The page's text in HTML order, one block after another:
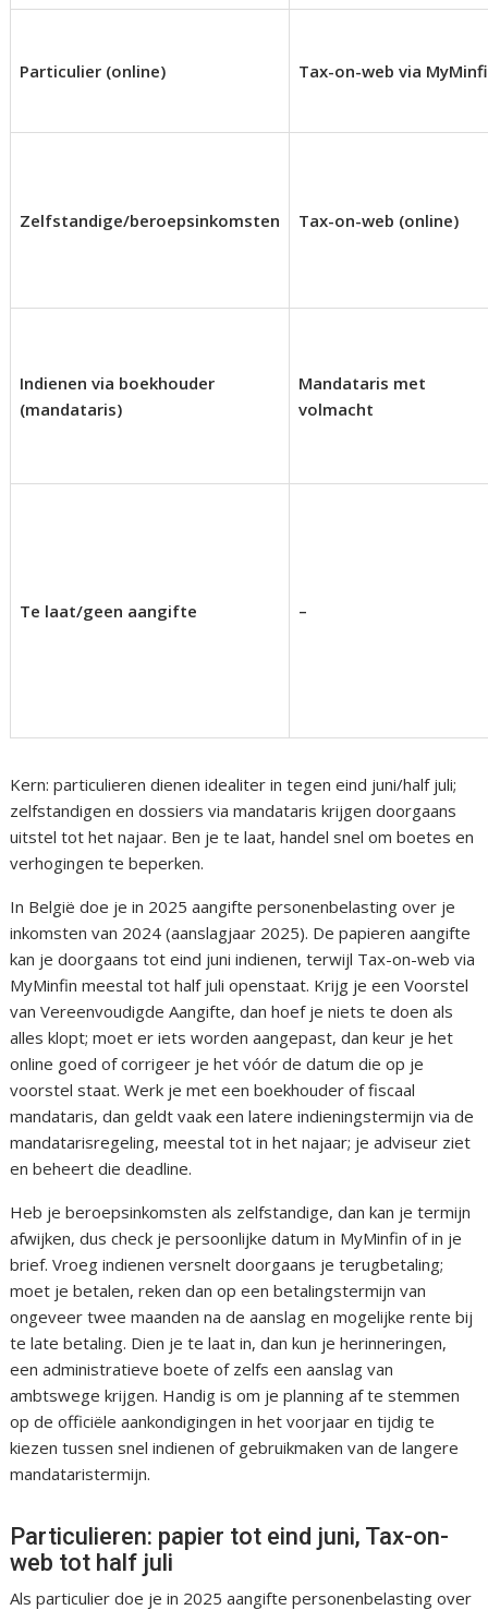
Particulier (online) Tax-on-web via
Zelfstandige/beroepsinkomsten Tax-on-web (online)
Indienen via boekhouder
(mandataris)
Mandataris met
volmacht
Te laat/geen aangifte –
Kern: particulieren dienen idealiter in tegen eind juni/half juli;
zelfstandigen en dossiers via mandataris krijgen doorgaans
uitstel tot het najaar. Ben je te laat, handel snel om boetes en
verhogingen te beperken.
In België doe je in 2025 aangifte personenbelasting over je
inkomsten van 2024 (aanslagjaar 2025). De papieren aangifte
kan je doorgaans tot eind juni indienen, terwijl Tax-on-web via
MyMinfin meestal tot half juli openstaat. Krijg je een Voorstel
van Vereenvoudigde Aangifte, dan hoef je niets te doen als
alles klopt; moet er iets worden aangepast, dan keur je het
online goed of corrigeer je het vóór de datum die op je
voorstel staat. Werk je met een boekhouder of fiscaal
mandataris, dan geldt vaak een latere indieningstermijn via de
mandatarisregeling, meestal tot in het najaar; je adviseur ziet
en beheert die deadline.
Heb je beroepsinkomsten als zelfstandige, dan kan je termijn
afwijken, dus check je persoonlijke datum in MyMinfin of in je
brief. Vroeg indienen versnelt doorgaans je terugbetaling;
moet je betalen, reken dan op een betalingstermijn van
ongeveer twee maanden na de aanslag en mogelijke rente bij
te late betaling. Dien je te laat in, dan kun je herinneringen,
een administratieve boete of zelfs een aanslag van
ambtswege krijgen. Handig is om je planning af te stemmen
op de officiële aankondigingen in het voorjaar en tijdig te
kiezen tussen snel indienen of gebruikmaken van de langere
mandataristermijn.
Particulieren: papier tot eind juni, Tax-on-
web tot half juli
Als particulier doe je in 2025 aangifte personenbelasting over